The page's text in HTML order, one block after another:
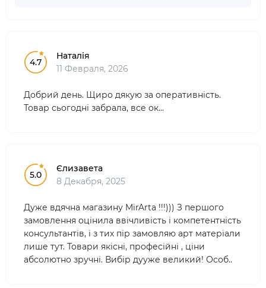
4.7
Наталія
11 Февраля, 2026
Добрий день. Щиро дякую за оперативність.
Товар сьогодні забрала, все ок...
5.0
Єлизавета
8 Декабря, 2025
Дуже вдячна магазину MirArta !!!))) З першого
замовлення оцінила ввічливість і компетентність
консультантів, і з тих пір замовляю арт матеріали
лише тут. Товари якісні, професійні , ціни
абсолютно зручні. Вибір дууже великий! Особ..